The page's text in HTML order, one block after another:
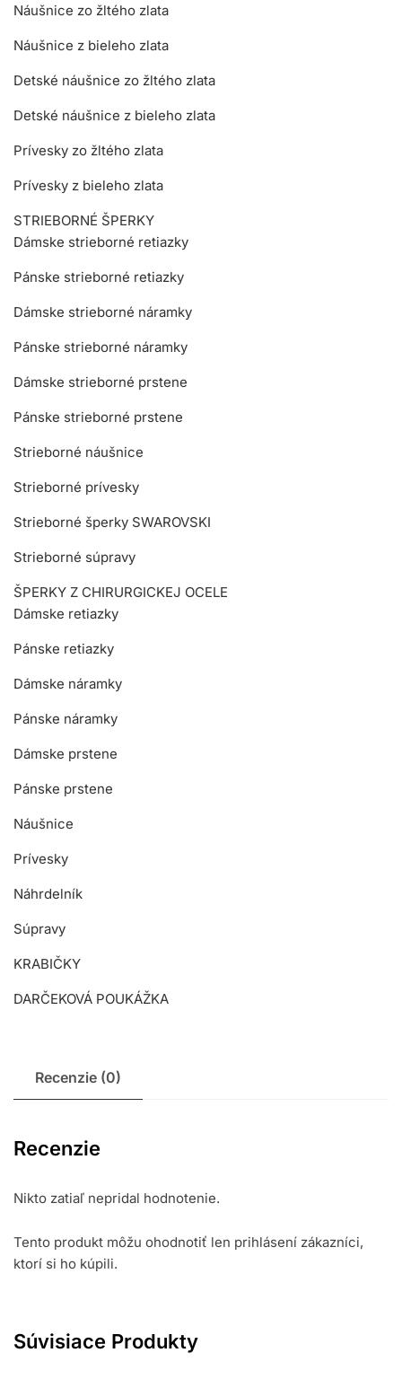
Náušnice zo žltého zlata
Náušnice z bieleho zlata
Detské náušnice zo žltého zlata
Detské náušnice z bieleho zlata
Prívesky zo žltého zlata
Prívesky z bieleho zlata
STRIEBORNÉ ŠPERKY
Dámske strieborné retiazky
Pánske strieborné retiazky
Dámske strieborné náramky
Pánske strieborné náramky
Dámske strieborné prstene
Pánske strieborné prstene
Strieborné náušnice
Strieborné prívesky
Strieborné šperky SWAROVSKI
Strieborné súpravy
ŠPERKY Z CHIRURGICKEJ OCELE
Dámske retiazky
Pánske retiazky
Dámske náramky
Pánske náramky
Dámske prstene
Pánske prstene
Náušnice
Prívesky
Náhrdelník
Súpravy
KRABIČKY
DARČEKOVÁ POUKÁŽKA
Recenzie (0)
Recenzie
Nikto zatiaľ nepridal hodnotenie.
Tento produkt môžu ohodnotiť len prihlásení zákazníci,
ktorí si ho kúpili.
Súvisiace Produkty